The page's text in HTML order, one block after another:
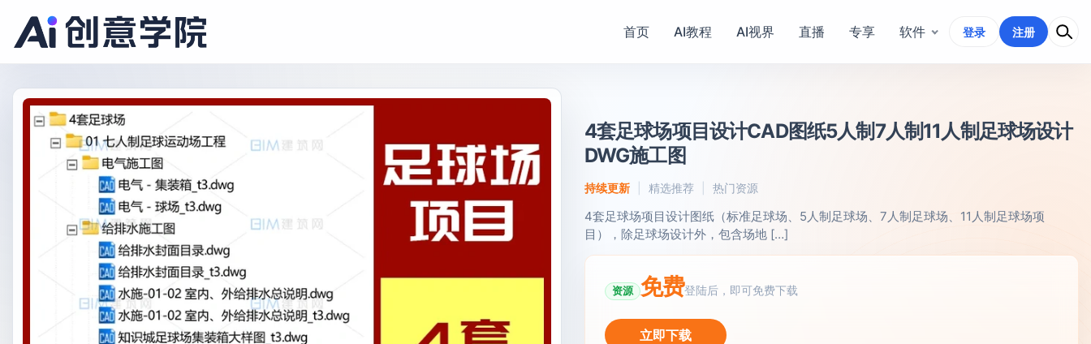
首页 AI教程 AI视界 直播 专享 软件 登录 注册
4套足球场项目设计CAD图纸5人制7人制11人制足球场设计
DWG施工图
持续更新 精选推荐 热门资源
4套足球场项目设计图纸（标准足球场、5人制足球场、7人制足球场、11人制足球场项
目），除足球场设计外，包含场地 […]
资源 免费登陆后，即可免费下载
立即下载